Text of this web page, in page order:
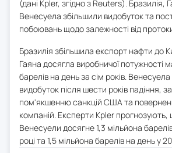
(дані Kpler, згідно з Reuters). Бразилія,
Венесуела збільшили видобуток та
побоювань щодо залежності від
Бразилія збільшила експорт нафти до
Гаяна досягла виробничої потужності
барелів на день за сім років.
видобуток після шести років падіння,
пом'якшенню санкцій США та
компаній. Експерти Kpler прогнозують,
Венесуели досягне 1,3 мільйона
році та 1,5 мільйона барелів на день у